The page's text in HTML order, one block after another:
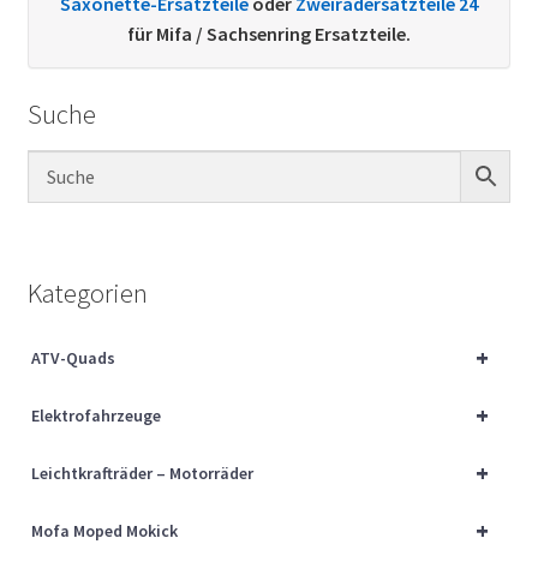
Kontakt
Sachs Ersatzteile
Über uns
für Mifa / Sachsenring Ersatzteile.
Suche
Kategorien
+
ATV-Quads
+
Elektrofahrzeuge
+
Leichtkrafträder – Motorräder
+
Mofa Moped Mokick